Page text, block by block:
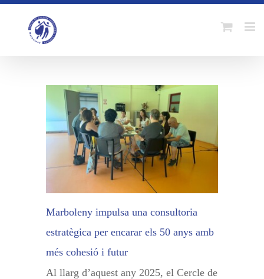
Marboleny impulsa una consultoria
estratègica per encarar els 50 anys amb
més cohesió i futur
Al llarg d’aquest any 2025, el Cercle de